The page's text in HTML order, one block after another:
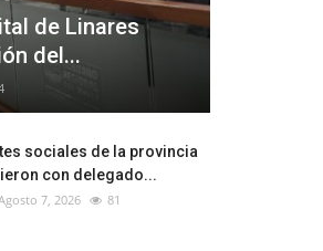
de Linares
del...
sociales de la provincia
con delegado...
7, 2026 81